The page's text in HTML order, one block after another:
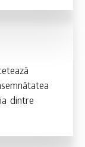
dintre